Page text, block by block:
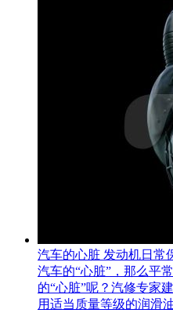
汽车的心脏 发动机日常
汽车的“心脏”，那么平
的“心脏”呢？汽修专家
用适当质量等级的润滑